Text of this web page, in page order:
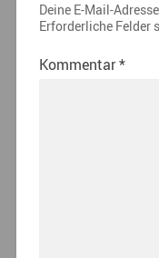
Deine E-Mail-
Erforderliche Felder
Kommentar*